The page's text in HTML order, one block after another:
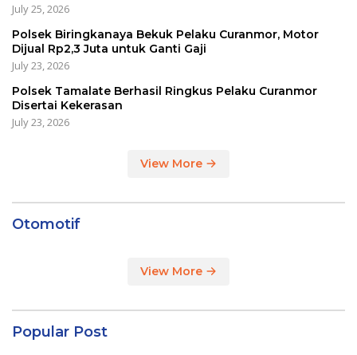
July 25, 2026
Polsek Biringkanaya Bekuk Pelaku Curanmor, Motor
Dijual Rp2,3 Juta untuk Ganti Gaji
July 23, 2026
Polsek Tamalate Berhasil Ringkus Pelaku Curanmor
Disertai Kekerasan
July 23, 2026
View More
Otomotif
View More
Popular Post